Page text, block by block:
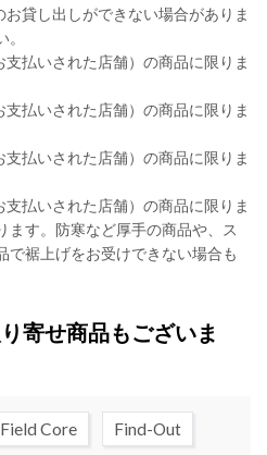
貸し出しができない場合がありま
払いされた店舗）の商品に限りま
払いされた店舗）の商品に限りま
払いされた店舗）の商品に限りま
払いされた店舗）の商品に限りま
ます。防寒など厚手の商品や、ス
で裾上げをお受けできない場合も
寄せ商品もございま
Field Core Find-Out